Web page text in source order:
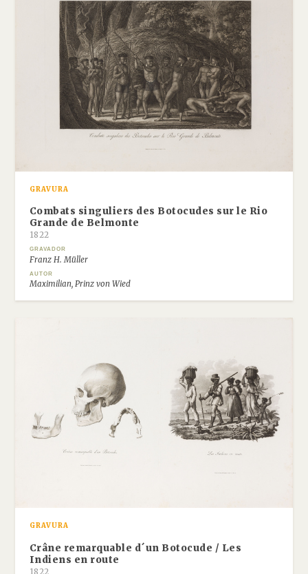
GRAVURA
Combats singuliers des Botocudes sur le Rio
Grande de Belmonte
1822
GRAVADOR
Franz H. Müller
AUTOR
Maximilian, Prinz von Wied
GRAVURA
Crâne remarquable d´un Botocude / Les
Indiens en route
1822